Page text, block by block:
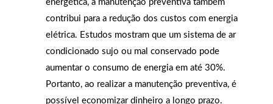
energética, a manutenção preventiva também
contribui para a redução dos custos com energia
elétrica. Estudos mostram que um sistema de ar
condicionado sujo ou mal conservado pode
aumentar o consumo de energia em até 30%.
Portanto, ao realizar a manutenção preventiva, é
possível economizar dinheiro a longo prazo.